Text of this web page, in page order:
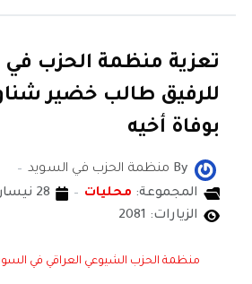
تعزية منظمة الحزب في
للرفيق طالب خضير
بوفاة أخيه
By منظمة الحزب في السويد
المجموعة: محليات
28 نيسان/أبريل 2021
الزيارات: 2081
منظمة الحزب الشيوعي العراقي في